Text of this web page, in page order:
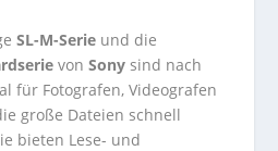
SL-M-Serie und die
von Sony sind nach
für Fotografen, Videografen
große Dateien schnell
bieten Lese- und